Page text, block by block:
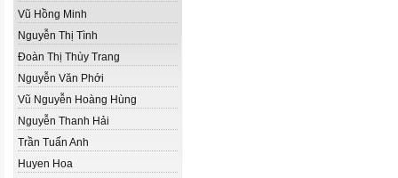
Vũ Hồng Minh
Nguyễn Thị Tình
Đoàn Thị Thùy Trang
Nguyễn Văn Phới
Vũ Nguyễn Hoàng Hùng
Nguyễn Thanh Hải
Trần Tuấn Anh
Huyen Hoa